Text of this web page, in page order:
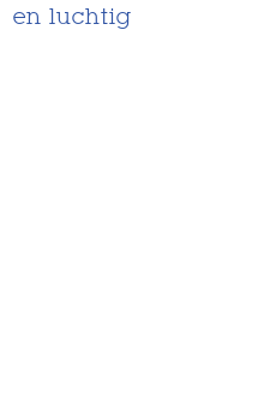
en luchtig